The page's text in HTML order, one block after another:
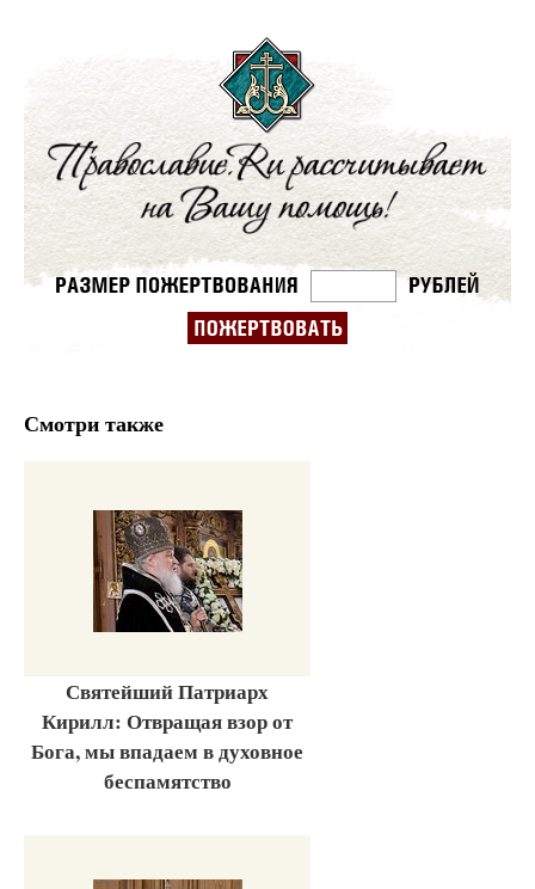
Смотри также
Святейший Патриарх
Кирилл: Отвращая взор от
Бога, мы впадаем в духовное
беспамятство